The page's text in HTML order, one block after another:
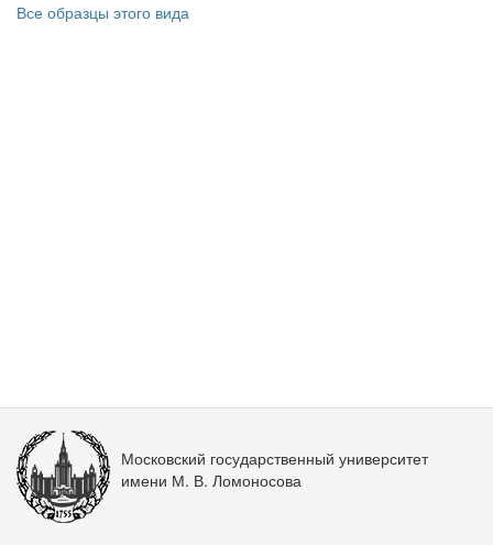
Все образцы этого вида
Московский государственный университет
имени М. В. Ломоносова